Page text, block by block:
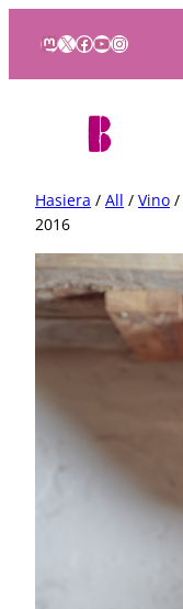
Mastodon
X Facebook
YouTube
Instagram
Hasiera / All / Vino /
2016